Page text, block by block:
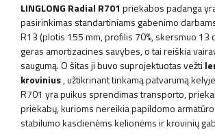
LINGLONG Radial R701 priekabos padanga
pasirinkimas standartiniams gabenimo
R13 (plotis 155 mm, profilis 70%, skersmuo 13
geras amortizacines savybes, o tai reiškia
saugumą.Ošitasji buvo suprojektuotasvežti
krovinius, užtikrinant tinkamą patvarumą
R701 yra puikus sprendimas transporto,
priekabų, kurioms nereikia papildomo
stabilumo kasdienėms kelionėms ir krovinių